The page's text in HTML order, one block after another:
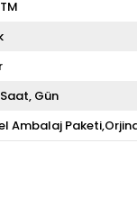
Gün
Ambalaj